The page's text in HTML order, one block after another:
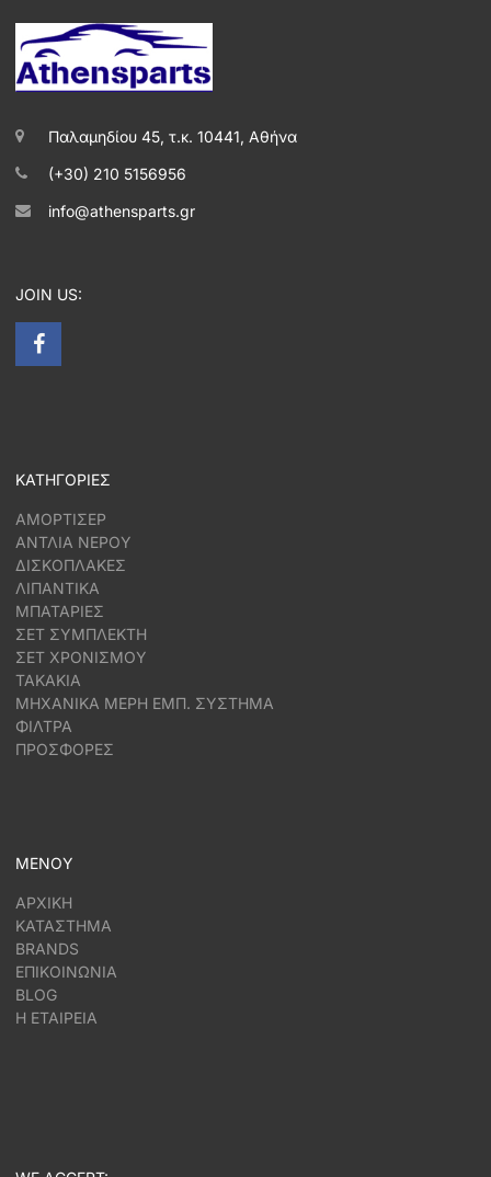
Παλαμηδίου 45, τ.κ. 10441, Αθήνα
(+30) 210 5156956
info@athensparts.gr
JOIN US:
ΚΑΤΗΓΟΡΙΕΣ
ΑΜΟΡΤΙΣΕΡ
ΑΝΤΛΙΑ ΝΕΡΟΥ
ΔΙΣΚΟΠΛΑΚΕΣ
ΛΙΠΑΝΤΙΚΑ
ΜΠΑΤΑΡΙΕΣ
ΣΕΤ ΣΥΜΠΛΕΚΤΗ
ΣΕΤ ΧΡΟΝΙΣΜΟΥ
ΤΑΚΑΚΙΑ
ΜΗΧΑΝΙΚΑ ΜΕΡΗ ΕΜΠ. ΣΥΣΤΗΜΑ
ΦΙΛΤΡΑ
ΠΡΟΣΦΟΡΕΣ
ΜΕΝΟΥ
ΑΡΧΙΚΗ
ΚΑΤΑΣΤΗΜΑ
BRANDS
ΕΠΙΚΟΙΝΩΝΙΑ
BLOG
Η ΕΤΑΙΡΕΙΑ